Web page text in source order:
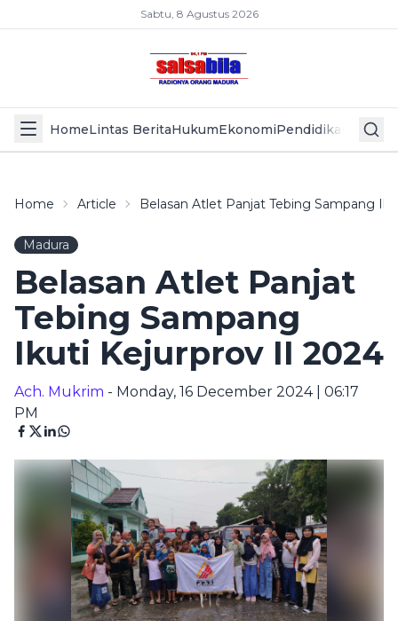
Sabtu, 8 Agustus 2026
HomeLintas BeritaHukumEkonomiPendidikan Politik
Home Article Belasan Atlet Panjat Tebing Sampang
Madura
Belasan Atlet Panjat
Tebing Sampang
Ikuti Kejurprov II 2024
Ach. Mukrim - Monday, 16 December 2024 | 06:17
PM